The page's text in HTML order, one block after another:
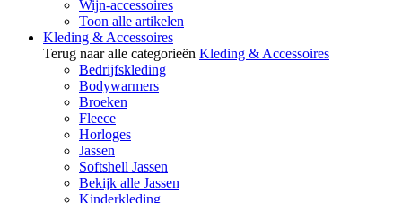
Wijn-accessoires
Toon alle artikelen
Kleding & Accessoires
Terug naar alle categorieën Kleding & Accessoires
Bedrijfskleding
Bodywarmers
Broeken
Fleece
Horloges
Jassen
Softshell Jassen
Bekijk alle Jassen
Kinderkleding